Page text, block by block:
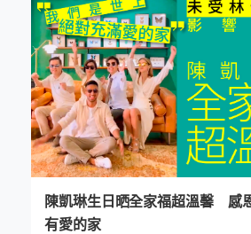
陳凱琳生日晒全家福超溫馨 感
有愛的家